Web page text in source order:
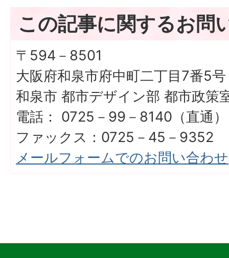
この記事に関するお問
〒594－8501
大阪府和泉市府中町二丁目7番5号
和泉市 都市デザイン部 都市政策
電話： 0725－99－8140（直通）
ファックス：0725－45－9352
メールフォームでのお問い合わせ